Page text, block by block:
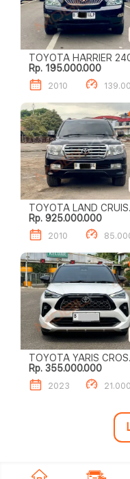
TOYOTA
Rp. 195.000.000
2010
TOYOTA LAND
ZXR 4.6
Rp. 925.000.000
2010
TOYOTA YARIS
1.5 S GR HV TSS
Rp. 355.000.000
2023 21.000